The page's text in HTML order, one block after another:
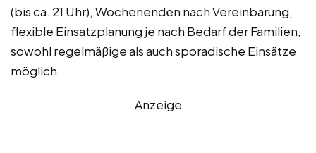
(bis ca. 21 Uhr), Wochenenden nach Vereinbarung,
flexible Einsatzplanung je nach Bedarf der Familien,
sowohl regelmäßige als auch sporadische Einsätze
möglich
Anzeige